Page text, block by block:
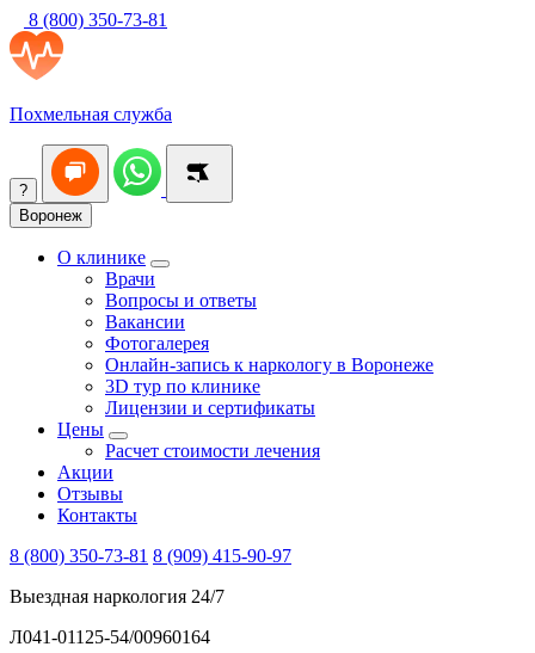
8 (800) 350-73-81
Похмельная служба
?
Воронеж
О клинике
Врачи
Вопросы и ответы
Вакансии
Фотогалерея
Онлайн-запись к наркологу в Воронеже
3D тур по клинике
Лицензии и сертификаты
Цены
Расчет стоимости лечения
Акции
Отзывы
Контакты
8 (800) 350-73-81 8 (909) 415-90-97
Выездная наркология 24/7
Л041-01125-54/00960164